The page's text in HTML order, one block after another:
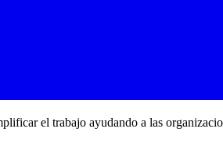
el trabajo ayudando a las